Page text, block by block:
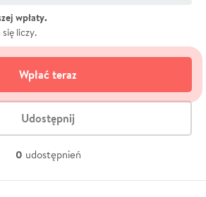
wpłaty.
się liczy.
Wpłać teraz
Udostępnij
0 udostępnień